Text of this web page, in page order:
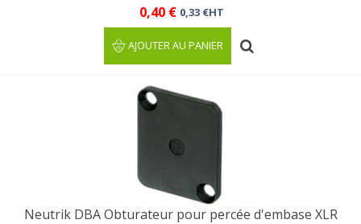
0,40 € 0,33 €HT
AJOUTER AU PANIER
Neutrik DBA Obturateur pour percée d'embase XLR